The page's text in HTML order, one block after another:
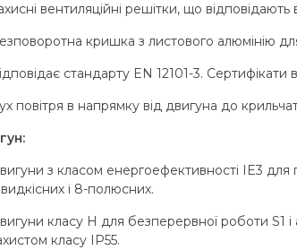
вентиляційні решітки, що
кришка з листового алюмінію
стандарту EN 12101-3.
повітря в напрямку від двигуна до
з класом енергоефективності IE3
і 8-полюсних.
класу Н для безперервної роботи S1
класу IP55.